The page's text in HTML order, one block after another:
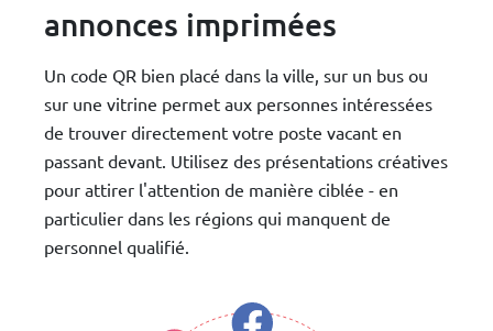
annonces imprimées
Un code QR bien placé dans la ville, sur un bus ou
sur une vitrine permet aux personnes intéressées
de trouver directement votre poste vacant en
passant devant. Utilisez des présentations créatives
pour attirer l'attention de manière ciblée - en
particulier dans les régions qui manquent de
personnel qualifié.